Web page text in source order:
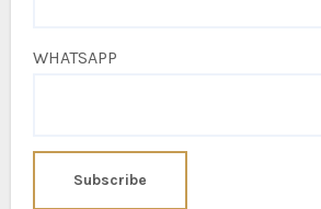
WHATSAPP